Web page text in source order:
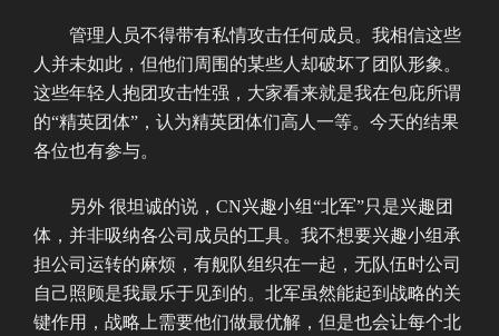
管理人员不得带有私情攻击任何成员。我相信这些
人并未如此，但他们周围的某些人却破坏了团队形象。
这些年轻人抱团攻击性强，大家看来就是我在包庇所谓
的“精英团体”，认为精英团体们高人一等。今天的结果
各位也有参与。
另外 很坦诚的说，CN兴趣小组“北军”只是兴趣团
体，并非吸纳各公司成员的工具。我不想要兴趣小组承
担公司运转的麻烦，有舰队组织在一起，无队伍时公司
自己照顾是我最乐于见到的。北军虽然能起到战略的关
键作用，战略上需要他们做最优解，但是也会让每个北